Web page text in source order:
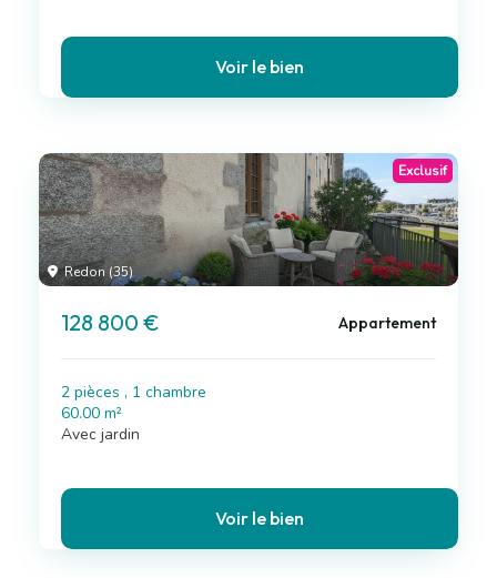
Voir le bien
Redon (35)
Exclusif
128 800 € Appartement
2 pièces , 1 chambre
60.00 m²
Avec jardin
Voir le bien